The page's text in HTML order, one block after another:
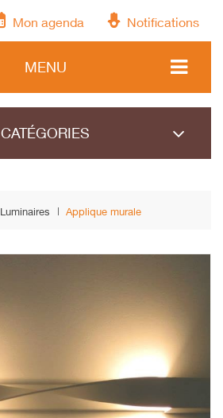
Mon agenda Notifications
MENU
CATÉGORIES
Luminaires Applique murale